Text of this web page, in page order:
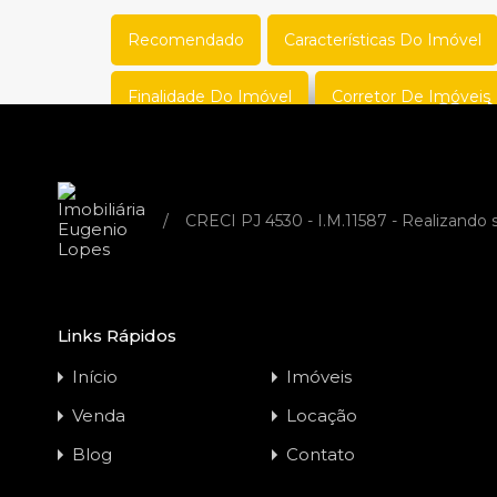
Recomendado Características Do Imóvel
Finalidade Do Imóvel Corretor De Imóveis
Centro
LOCALIZAÇÃO, FÁCIL ACESSO, RUA PLANA,
/ CRECI PJ 4530 - I.M.11587 -
Links Rápidos
Início
Imóveis
Venda
Locação
Blog
Contato